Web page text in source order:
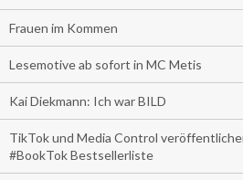
Frauen im Kommen
Lesemotive ab sofort in MC Metis
Kai Diekmann: Ich war BILD
TikTok und Media Control
#BookTok Bestsellerliste